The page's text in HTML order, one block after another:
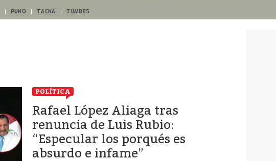
PUNO TACNA TUMBES
POLÍTICA
Rafael López Aliaga tras
renuncia de Luis Rubio:
“Especular los porqués es
absurdo e infame”